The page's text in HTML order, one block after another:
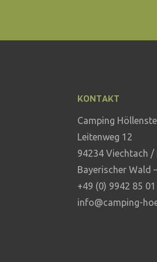
KONTAKT
Camping
Leitenweg 12
94234 Viechtach /
Bayerischer Wald
+49 (0) 9942 85 01
info@camping-